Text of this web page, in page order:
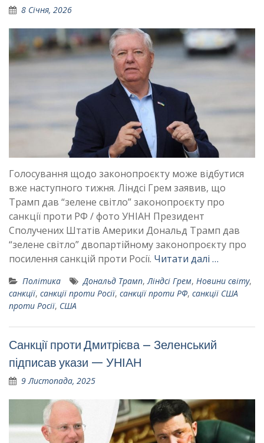
8 Січня, 2026
Голосування щодо законопроєкту може відбутися
вже наступного тижня. Ліндсі Грем заявив, що
Трамп дав “зелене світло” законопроєкту про
санкції проти РФ / фото УНІАН Президент
Сполучених Штатів Америки Дональд Трамп дав
“зелене світло” двопартійному законопроєкту про
посилення санкцій проти Росії. Читати далі …
Політика Дональд Трамп,Ліндсі Грем, Новини світу,
санкції, санкції проти Росії, санкції проти РФ, санкції США
проти Росії, США
Санкції проти Дмитрієва – Зеленський
підписав укази — УНІАН
9 Листопада, 2025